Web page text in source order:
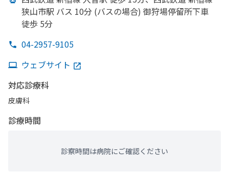
狭山市駅 バス 10分 (バスの場合) 御狩場停留所下車
徒歩 5分
04-2957-9105
ウェブサイト
対応診療科
皮膚科
診療時間
診察時間は病院にご確認ください